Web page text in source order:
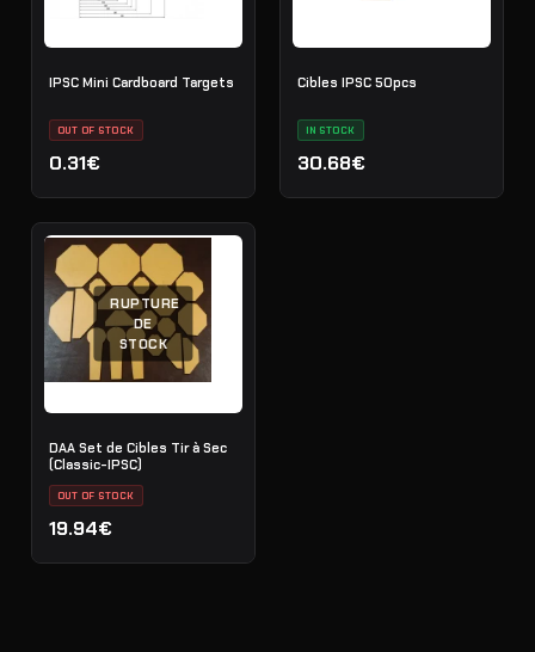
IPSC Mini Cardboard Targets
OUT OF STOCK
0.31€
Cibles IPSC 50pcs
IN STOCK
30.68€
RUPTURE
DE
STOCK
DAA Set de Cibles Tir à Sec
(Classic-IPSC)
OUT OF STOCK
19.94€